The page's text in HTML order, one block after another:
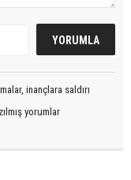
inançlara saldırı
yorumlar